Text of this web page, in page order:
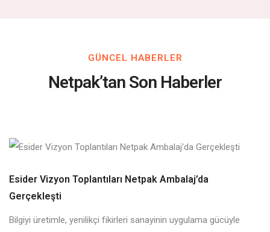
GÜNCEL HABERLER
Netpak’tan Son Haberler
Esider Vizyon Toplantıları Netpak Ambalaj’da
Gerçekleşti
Bilgiyi üretimle, yenilikçi fikirleri sanayinin uygulama gücüyle